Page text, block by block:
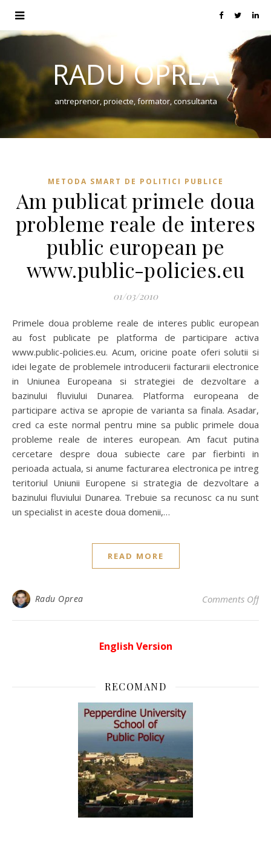
RADU OPREA
antreprenor, proiecte, formator, consultanta
METODA SMART DE POLITICI PUBLICE
Am publicat primele doua
probleme reale de interes
public european pe
www.public-policies.eu
01/03/2010
Primele doua probleme reale de interes public european
au fost publicate pe platforma de participare activa
www.public-policies.eu. Acum, oricine poate oferi solutii si
idei legate de problemele introducerii facturarii electronice
in Uniunea Europeana si strategiei de dezvoltare a
bazinului fluviului Dunarea. Platforma europeana de
participare activa se apropie de varianta sa finala. Asadar,
cred ca este normal pentru mine sa public primele doua
probleme reale de interes european. Am facut putina
cercetare despre doua subiecte care par fierbinti in
perioada actuala, si anume facturarea electronica pe intreg
teritoriul Uniunii Europene si strategia de dezvoltare a
bazinului fluviului Dunarea. Trebuie sa recunosc ca nu sunt
un specialist in aceste doua domenii,…
READ MORE
Radu Oprea Comments Offon
English Version
RECOMAND